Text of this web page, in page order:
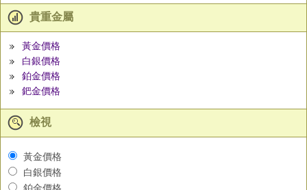
貴重金屬
黃金價格
白銀價格
鉑金價格
鈀金價格
檢視
黃金價格
白銀價格